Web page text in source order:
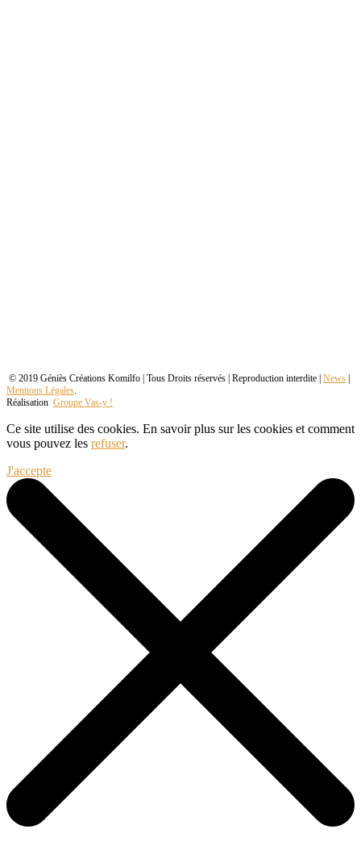
© 2019 Géniès Créations Komilfo | Tous Droits réservés | Reproduction interdite | News
Mentions Légales.
Réalisation Groupe Vas-y !
Ce site utilise des cookies. En savoir plus sur les cookies et comment
vous pouvez les refuser.
J'accepte